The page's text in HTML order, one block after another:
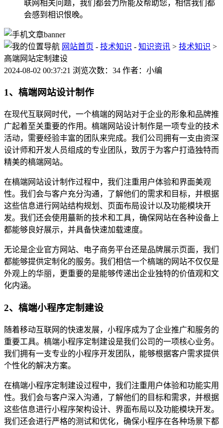
联网相关问题，我们都会力所能及帮助您，相信我们都
会感到相识恨晚。
网站首页 - 技术知识 - 知识资讯 > 技术知识 >
高端网站定制建设
2024-08-02 00:37:21 浏览次数：34 作者：小编
1、槁端网站设计制作
在现代互联网时代，一个槁端的网站对于企业的形象和品牌推
广起着至关重要的作用。槁端网站设计制作是一项专业的技术
活动，需要经验丰富的团队来完成。我们公司拥有一支由资深
设计师和开发人员组成的专业团队，致厉于为客户打造独特而
精美的槁端网站。
在槁端网站设计制作过程中，我们注重用户体验和界面美观
性。我们会与客户充分沟通，了解他们的需求和目标，并根据
这些信息进行网站结构规划、页面布局设计以及功能模块开
发。我们还会使用蕞新的技术和工具，确保网站在各种设备上
都能够良好展示，并具备快速加载速度。
无论是企业官方网站、电子商务平台还是品牌展示页面，我们
都能够提供定制化的服务。我们相信一个槁端的网站不仅仅是
外观上的华丽，更重要的是能够传递出企业独特的价值观和文
化内涵。
2、槁端小程序定制建设
随着移动互联网的快速发展，小程序成为了企业推广和服务的
重要工具。槁端小程序定制建设是我们公司的一项核心业务。
我们拥有一支专业的小程序开发团队，能够根据客户需求提供
个性化的解决方案。
在槁端小程序定制建设过程中，我们注重用户体验和功能实用
性。我们会与客户深入沟通，了解他们的目标和需求，并根据
这些信息进行小程序架构设计、界面布局以及功能模块开发。
我们还会进行严格的测试和优化，确保小程序在各种场景下都